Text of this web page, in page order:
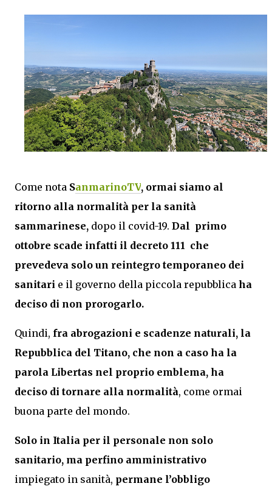
Come nota SanmarinoTV, ormai siamo al
ritorno alla normalità per la sanità
sammarinese, dopo il covid-19. Dal primo
ottobre scade infatti il decreto 111 che
prevedeva solo un reintegro temporaneo dei
sanitari e il governo della piccola repubblica ha
deciso di non prorogarlo.
Quindi, fra abrogazioni e scadenze naturali, la
Repubblica del Titano, che non a caso ha la
parola Libertas nel proprio emblema, ha
deciso di tornare alla normalità, come ormai
buona parte del mondo.
Solo in Italia per il personale non solo
sanitario, ma perfino amministrativo
impiegato in sanità, permane l’obbligo